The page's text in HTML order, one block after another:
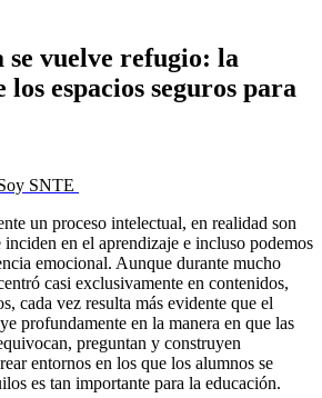
se vuelve refugio: la
espacios seguros para
SNTE
un proceso intelectual, en realidad son
en el aprendizaje e incluso podemos
emocional. Aunque durante mucho
casi exclusivamente en contenidos,
cada vez resulta más evidente que el
profundamente en la manera en que las
preguntan y construyen
entornos en los que los alumnos se
es tan importante para la educación.